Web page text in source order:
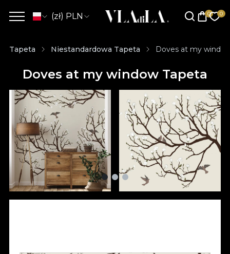
(zł) PLN
Tapeta Niestandardowa Tapeta Doves at my
Doves at my window Tapeta